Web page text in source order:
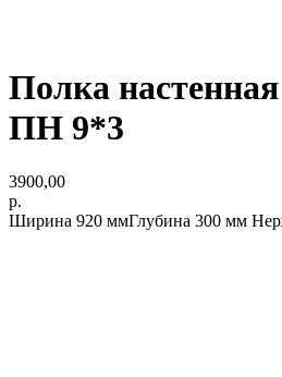
Полка
ПН 9*3
3900,00
р.
Ширина 920 ммГлубина 300 мм